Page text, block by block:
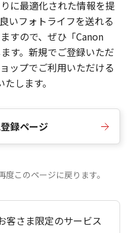
に最適化された情報を提
いフォトライフを送れる
すので、ぜひ「Canon
す。新規でご登録いただ
ップでご利用いただける
します。
録ページ
このページに戻ります。
客さま限定のサービス